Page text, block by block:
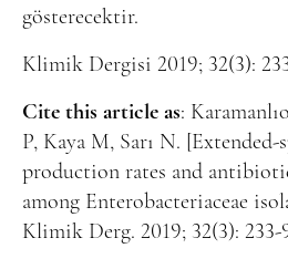
gösterecektir.
Klimik Dergisi 2019; 32(3):
Cite this article as:
P, Kaya M, Sarı N. [Extended-
production rates and
among Enterobacteriaceae
Klimik Derg. 2019; 32(3):